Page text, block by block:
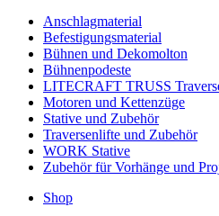
Anschlagmaterial
Befestigungsmaterial
Bühnen und Dekomolton
Bühnenpodeste
LITECRAFT TRUSS
Motoren und Kettenzüge
Stative und Zubehör
Traversenlifte und Zubehör
WORK Stative
Zubehör für Vorhänge und
Shop